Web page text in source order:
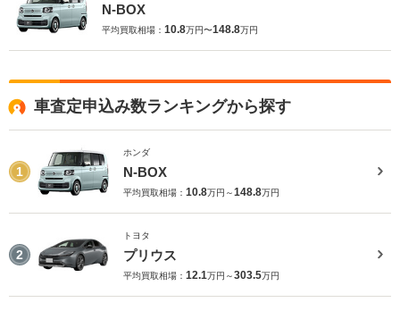
N-BOX
平均買取相場： 10.8万円〜148.8万円
車査定申込み数ランキングから探す
1
ホンダ
N-BOX
平均買取相場： 10.8万円～148.8万円
2
トヨタ
プリウス
平均買取相場： 12.1万円～303.5万円